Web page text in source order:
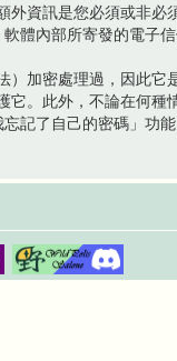
外資訊是您必須或非
體內部所寄發的電子信
）加密處理過，因此
它。此外，不論在何
記了自己的密碼」功